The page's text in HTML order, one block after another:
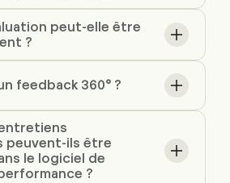
peut-elle être
?
feedback 360° ?
peuvent-ils être
le logiciel de
?